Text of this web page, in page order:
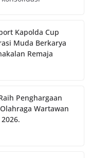
Kapolda Cup
Muda Berkarya
Remaja
Penghargaan
Wartawan